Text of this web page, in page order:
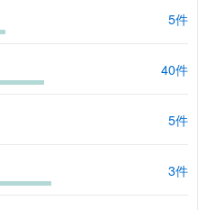
5件
40件
5件
3件